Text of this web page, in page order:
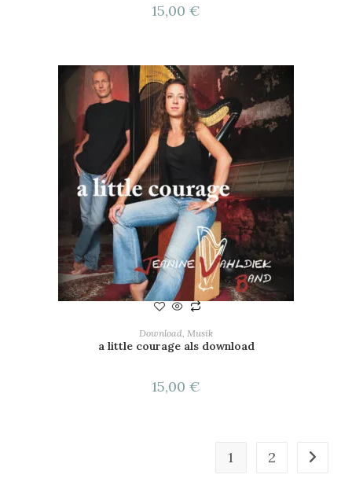
15,00 €
IN DEN WARENKORB
Download, Musik
a little courage als download
15,00 €
1 2